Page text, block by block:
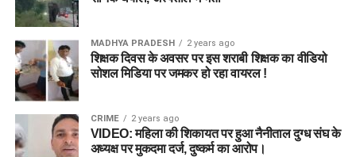
MADHYA PRADESH 2 years ago
शिक्षक दिवस के अवसर पर इस शराबी शिक्षक का वीडियो
सोशल मिडिया पर जमकर हो रहा वायरल !
CRIME 2 years ago
VIDEO: महिला की शिकायत पर हुआ नैनीताल दुग्ध संघ के
अध्यक्ष पर मुकदमा दर्ज, दुष्कर्म का आरोप।